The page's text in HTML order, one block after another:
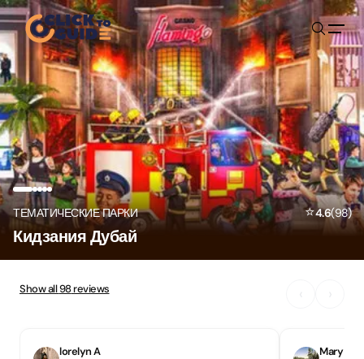
Skip to content
ТЕМАТИЧЕСКИЕ ПАРКИ ⭐4.6(98)
Кидзания Дубай
Show all98reviews
lorelyn A Mary